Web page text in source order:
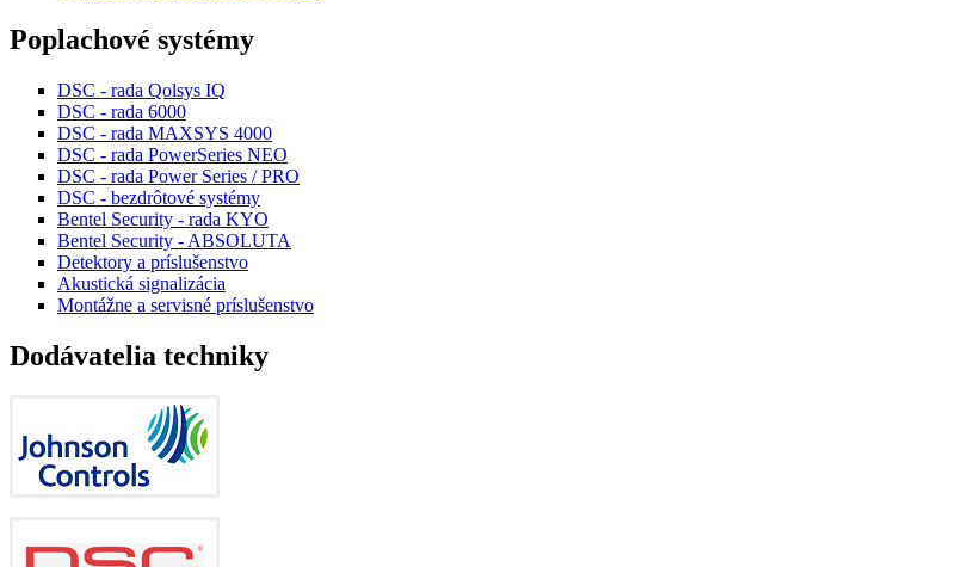
Poplachové systémy
DSC - rada Qolsys IQ
DSC - rada 6000
DSC - rada MAXSYS 4000
DSC - rada PowerSeries NEO
DSC - rada Power Series / PRO
DSC - bezdrôtové systémy
Bentel Security - rada KYO
Bentel Security - ABSOLUTA
Detektory a príslušenstvo
Akustická signalizácia
Montážne a servisné príslušenstvo
Dodávatelia techniky